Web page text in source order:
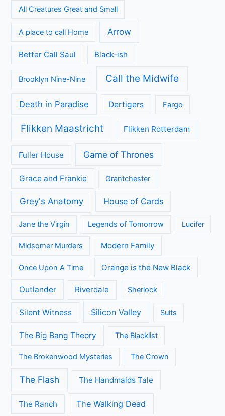
All Creatures Great and Small
A place to call Home Arrow
Better Call Saul Black-ish
Brooklyn Nine-Nine Call the Midwife
Death in Paradise Dertigers Fargo
Flikken Maastricht Flikken Rotterdam
Fuller House Game of Thrones
Grace and Frankie Grantchester
Grey's Anatomy House of Cards
Jane the Virgin Legends of Tomorrow Lucifer
Midsomer Murders Modern Family
Once Upon A Time Orange is the New Black
Outlander Riverdale Sherlock
Silent Witness Silicon Valley Suits
The Big Bang Theory The Blacklist
The Brokenwood Mysteries The Crown
The Flash The Handmaids Tale
The Ranch The Walking Dead